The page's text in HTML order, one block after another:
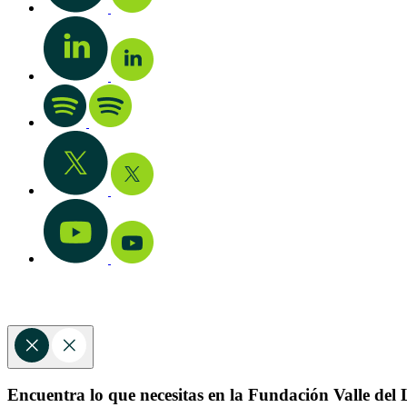
Encuentra lo que necesitas en la Fundación Valle del